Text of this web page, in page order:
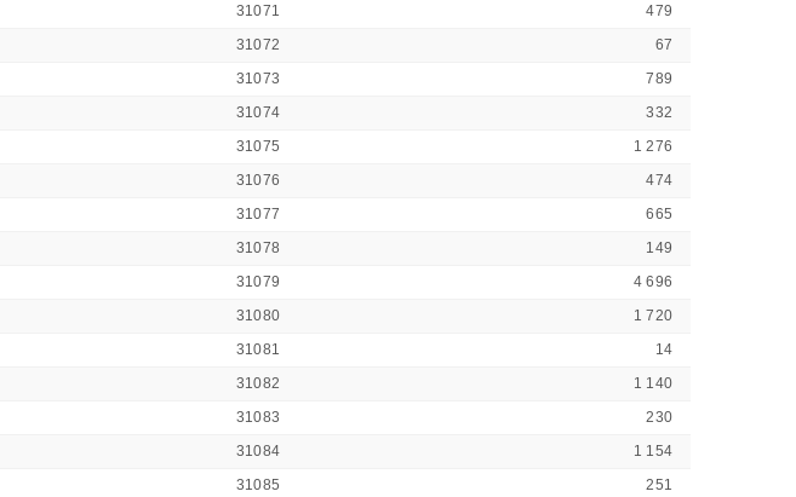
31071
479
31072
67
31073
789
31074
332
31075
1 276
31076
474
31077
665
31078
149
31079
4 696
31080
1 720
31081
14
31082
1 140
31083
230
31084
1 154
31085
251